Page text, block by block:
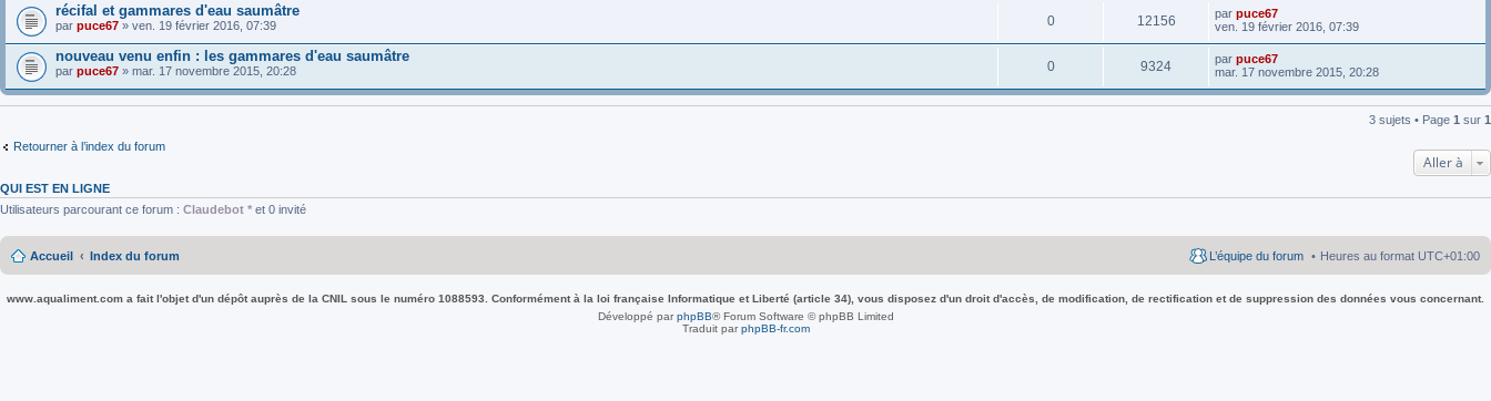
récifal et gammares d'eau saumâtre
par puce67 » ven. 19 février 2016, 07:39 0 12156 par puce67
ven. 19 février 2016, 07:39
nouveau venu enfin : les gammares d'eau saumâtre
par puce67 » mar. 17 novembre 2015, 20:28 0 9324 par puce67
mar. 17 novembre 2015, 20:28
3 sujets • Page 1 sur 1
Retourner à l’index du forum
Aller à
QUI EST EN LIGNE
Utilisateurs parcourant ce forum : Claudebot * et 0 invité
Accueil Index du forum Heures au format UTC+01:00
L’équipe du forum
www.aqualiment.com a fait l'objet d'un dépôt auprès de la CNIL sous le numéro 1088593. Conformément à la loi française Informatique et Liberté (article 34), vous disposez d'un droit d'accès, de modification, de rectification et de suppression des données vous concernant.
Développé parphpBB® Forum Software © phpBB Limited
Traduit parphpBB-fr.com